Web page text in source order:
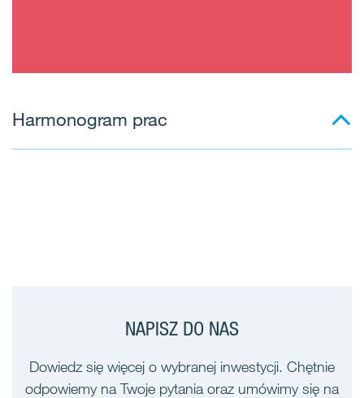
Harmonogram prac
NAPISZ DO NAS
Dowiedz się więcej o wybranej inwestycji. Chętnie
odpowiemy na Twoje pytania oraz umówimy się na